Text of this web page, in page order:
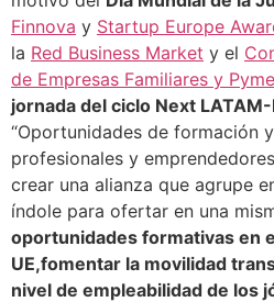
Finnova y Startup Europe
la Red Business Market y el
de Empresas Familiares y
jornada del ciclo Next
“Oportunidades de formación
profesionales y
crear una alianza que agrupe
índole para ofertar en una
oportunidades formativas en
UE,fomentar la movilidad
nivel de empleabilidad de los